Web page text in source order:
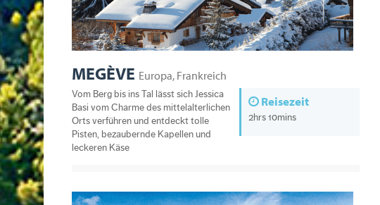
MEGÈVE Europa, Frankreich
Reisezeit
2hrs 10mins
Vom Berg bis ins Tal lässt sich Jessica
Basi vom Charme des mittelalterlichen
Orts verführen und entdeckt tolle
Pisten, bezaubernde Kapellen und
leckeren Käse